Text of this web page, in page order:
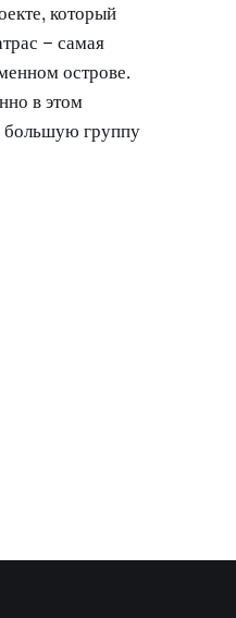
который
– самая
острове.
в этом
большую группу